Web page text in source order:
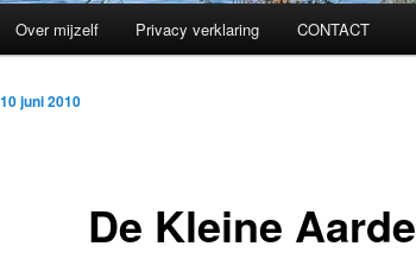
Over mijzelf Privacy verklaring CONTACT
De Kleine Aarde
10 juni 2010